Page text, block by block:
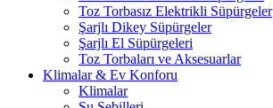
Toz Torbasız Elektrikli Süpürgeler
Şarjlı Dikey Süpürgeler
Şarjlı El Süpürgeleri
Toz Torbaları ve Aksesuarlar
Klimalar & Ev Konforu
Klimalar